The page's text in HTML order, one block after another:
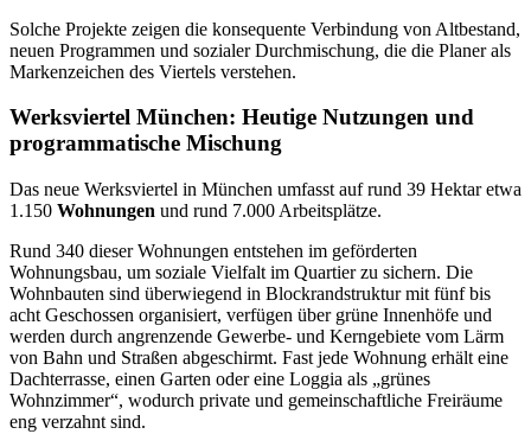
Solche Projekte zeigen die konsequente Verbindung von Altbestand,
neuen Programmen und sozialer Durchmischung, die die Planer als
Markenzeichen des Viertels verstehen.
Werksviertel München: Heutige Nutzungen und
programmatische Mischung
Das neue Werksviertel in München umfasst auf rund 39 Hektar etwa
1.150 Wohnungen und rund 7.000 Arbeitsplätze.
Rund 340 dieser Wohnungen entstehen im geförderten
Wohnungsbau, um soziale Vielfalt im Quartier zu sichern. Die
Wohnbauten sind überwiegend in Blockrandstruktur mit fünf bis
acht Geschossen organisiert, verfügen über grüne Innenhöfe und
werden durch angrenzende Gewerbe- und Kerngebiete vom Lärm
von Bahn und Straßen abgeschirmt. Fast jede Wohnung erhält eine
Dachterrasse, einen Garten oder eine Loggia als „grünes
Wohnzimmer“, wodurch private und gemeinschaftliche Freiräume
eng verzahnt sind.